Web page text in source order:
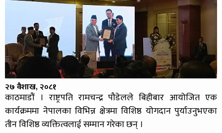
२७ वैशाख, २०८१
काठमाडौं । राष्ट्रपति रामचन्द्र पौडेलले बिहीबार आयोजित एक
कार्यक्रममा नेपालका विभिन्न क्षेत्रमा विशिष्ठ योगदान पुर्याउनुभएका
तीन विशिष्ठ व्यक्तित्वलाई सम्मान गरेका छन् ।